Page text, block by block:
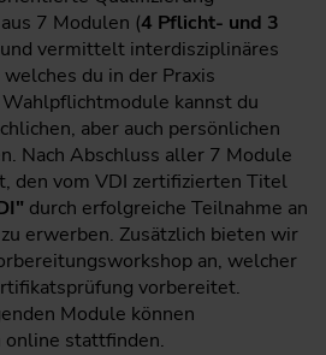
7 Modulen (4 Pflicht- und 3
vermittelt interdisziplinäres
du in der Praxis
kannst du
aber auch persönlichen
Nach Abschluss aller 7 Module
den vom VDI zertifizierten Titel
durch erfolgreiche Teilnahme an
erwerben. Zusätzlich bieten wir
an, welcher
vorbereitet.
Module können
online stattfinden.